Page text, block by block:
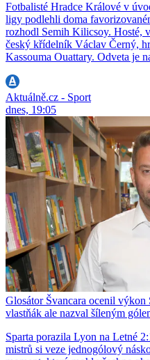
Fotbalisté Hradce Králové v
ligy podlehli doma
rozhodl Semih Kilicsoy. Hosté,
český křídelník Václav Černý,
Kassouma Ouattary. Odveta je
Aktuálně.cz - Sport
dnes, 19:05
Glosátor Švancara ocenil
vlastňák ale nazval šíleným
Sparta porazila Lyon na Letné
mistrů si veze jednogólový